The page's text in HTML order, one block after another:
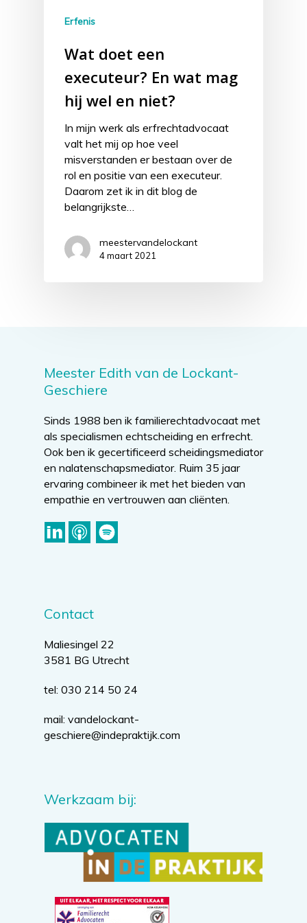
Erfenis
Wat doet een
executeur? En wat mag
hij wel en niet?
In mijn werk als erfrechtadvocaat
valt het mij op hoe veel
misverstanden er bestaan over de
rol en positie van een executeur.
Daarom zet ik in dit blog de
belangrijkste…
meestervandelockant
4 maart 2021
Meester Edith van de Lockant-
Geschiere
Sinds 1988 ben ik familierechtadvocaat met
als specialismen echtscheiding en erfrecht.
Ook ben ik gecertificeerd scheidingsmediator
en nalatenschapsmediator. Ruim 35 jaar
ervaring combineer ik met het bieden van
empathie en vertrouwen aan cliënten.
Contact
Maliesingel 22
3581 BG Utrecht
tel: 030 214 50 24
mail: vandelockant-
geschiere@indepraktijk.com
Werkzaam bij: